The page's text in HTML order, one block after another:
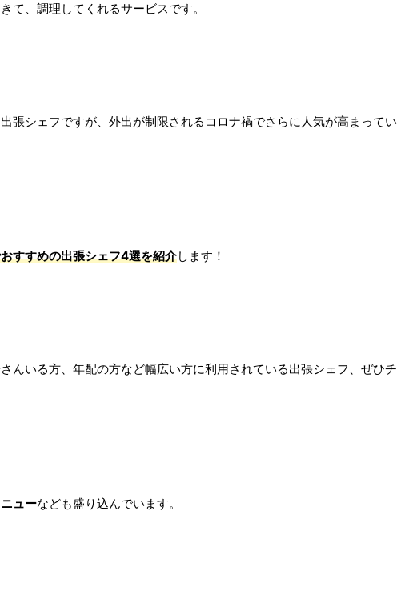
て、調理してくれるサービスです。
張シェフですが、外出が制限されるコロナ禍でさらに人気が高まってい
すすめの出張シェフ4選を紹介します！
んいる方、年配の方など幅広い方に利用されている出張シェフ、ぜひチ
ューなども盛り込んでいます。